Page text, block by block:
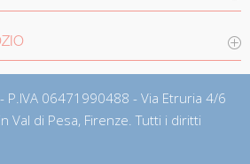
P.IVA 06471990488 - Via Etruria 4/6
Val di Pesa, Firenze. Tutti i diritti